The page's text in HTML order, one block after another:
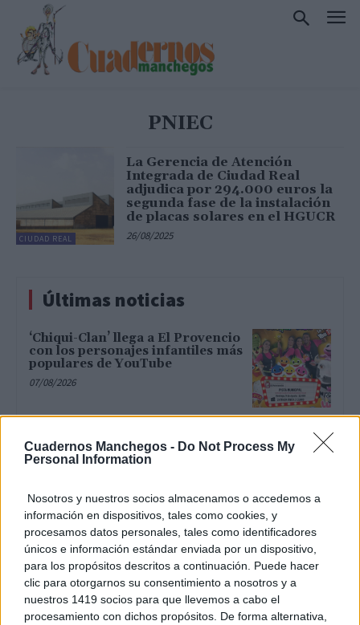
Cuadernos Manchegos - Do Not Process My
Personal Information
Nosotros y nuestros socios almacenamos o accedemos a
información en dispositivos, tales como cookies, y
procesamos datos personales, tales como identificadores
únicos e información estándar enviada por un dispositivo,
para los propósitos descritos a continuación. Puede hacer
clic para otorgarnos su consentimiento a nosotros y a
nuestros 1419 socios para que llevemos a cabo el
procesamiento con dichos propósitos. De forma alternativa,
PNIEC
CIUDAD REAL
La Gerencia de Atención
Integrada de Ciudad Real
adjudica por 294.000 euros la
segunda fase de la instalación
de placas solares en el HGUCR
26/08/2025
Últimas noticias
‘Chiqui-Clan’ llega a El Provencio
con los personajes infantiles más
populares de YouTube
07/08/2026
Un paseo por las Flores y Frutos
de la Comarca de Tomelloso
(XIV)
Un mercado medieval de
artesanía pura en la 30ª edición
de Consuegra Medieval
07/08/2026